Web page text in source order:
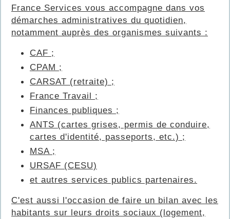
France Services vous accompagne dans vos
démarches administratives du quotidien,
notamment auprès des organismes suivants :
CAF ;
CPAM ;
CARSAT (retraite) ;
France Travail ;
Finances publiques ;
ANTS (cartes grises, permis de conduire,
cartes d'identité, passeports, etc.) ;
MSA ;
URSAF (CESU)
et autres services publics partenaires.
C'est aussi l'occasion de faire un bilan avec les
habitants sur leurs droits sociaux (logement,